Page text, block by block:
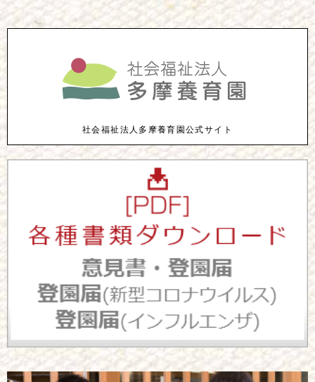
社会福祉法人多摩養育園公式サイト